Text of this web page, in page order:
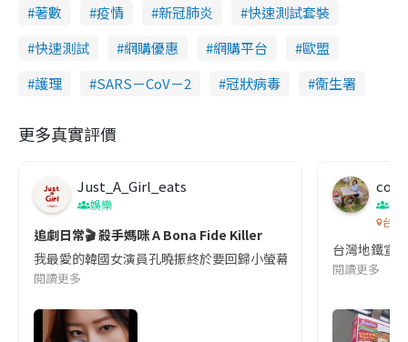
著數 疫情 新冠肺炎
快速測試套裝
快速測試
網購優惠 網購平台
歐盟
護理
SARS－CoV－2 冠狀病毒 衞生署
更多真實評價
Just_A_Girl_eats
娛樂
追劇日常🎬 殺手媽咪 A Bona Fide Killer
我最愛的韓國女演員孔曉振終於要回歸小螢幕啦!這次的劇本改編
閱讀更多
co
吹
台灣
台灣地鐵宣
閱讀更多